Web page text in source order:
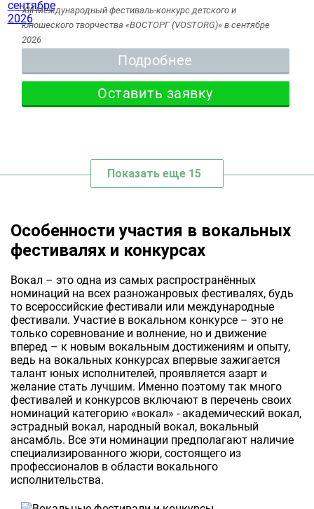
XIII Международный фестиваль-конкурс детского и
юношеского творчества «ВОСТОРГ (VOSTORG)» в сентябре
2026
Подробнее
Оставить заявку
Показать еще 15
Особенности участия в вокальных
фестивалях и конкурсах
Вокал – это одна из самых распространённых
номинаций на всех разножанровых фестивалях, будь
то всероссийские фестивали или международные
фестивали. Участие в вокальном конкурсе – это не
только соревнование и волнение, но и движение
вперед – к новым вокальным достижениям и опыту,
ведь на вокальных конкурсах впервые зажигается
талант юных исполнителей, проявляется азарт и
желание стать лучшим. Именно поэтому так много
фестивалей и конкурсов включают в перечень своих
номинаций категорию «вокал» - академический вокал,
эстрадный вокал, народный вокал, вокальный
ансамбль. Все эти номинации предполагают наличие
специализированного жюри, состоящего из
профессионалов в области вокального
исполнительства.